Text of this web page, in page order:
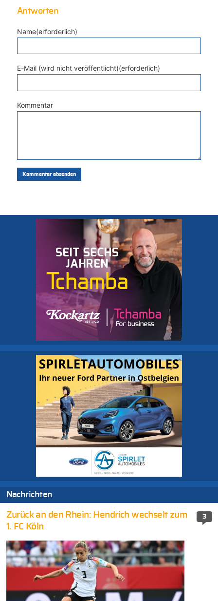
Antworten
Name(erforderlich)
E-Mail (wird nicht veröffentlicht)(erforderlich)
Kommentar
Nachrichten
3
Zurück an den Rhein: Hendrich wechselt zum
1. FC Köln